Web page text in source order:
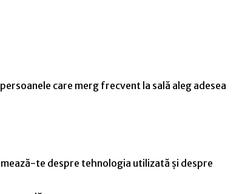
care merg frecvent la sală aleg adesea
te despre tehnologia utilizată și despre